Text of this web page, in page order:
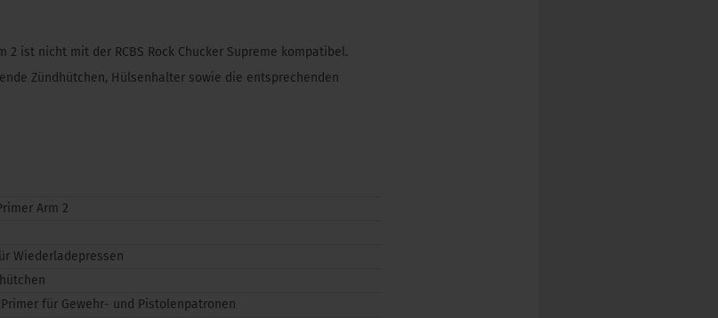
2 ist nicht mit der RCBS Rock Chucker Supreme kompatibel.
Zündhütchen, Hülsenhalter sowie die entsprechenden
Arm 2
Wiederladepressen
für Gewehr- und Pistolenpatronen